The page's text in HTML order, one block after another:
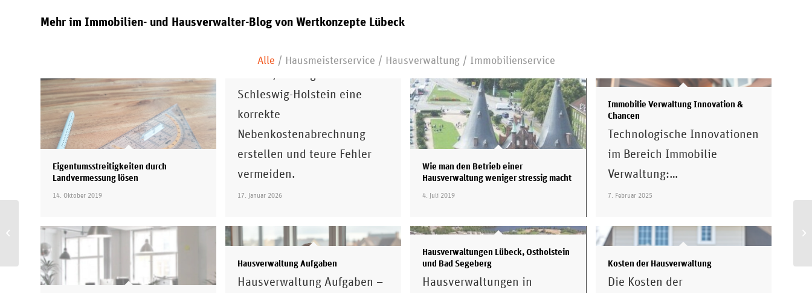
Mehr im Immobilien- und Hausverwalter-Blog von Wertkonzepte Lübeck
Alle / Hausmeisterservice / Hausverwaltung / Immobilienservice
Eigentumsstreitigkeiten durch
Landvermessung lösen
14. Oktober 2019
Schritt: So vermeiden Eigentümer teure
Erfahren Sie Schritt-für-
Schleswig-Holstein eine
korrekte
Nebenkostenabrechnung
erstellen und teure Fehler
vermeiden.
17. Januar 2026
Wie man den Betrieb einer
Hausverwaltung weniger stressig macht
4. Juli 2019
Immobilie Verwaltung Innovation &
Chancen
Technologische Innovationen
im Bereich Immobilie
Verwaltung:…
7. Februar 2025
Hausverwaltung Aufgaben
Hausverwaltung Aufgaben –
Hausverwaltungen Lübeck, Ostholstein
und Bad Segeberg
Hausverwaltungen in
Kosten der Hausverwaltung
Die Kosten der
nach Wohnungen
beachten sollten